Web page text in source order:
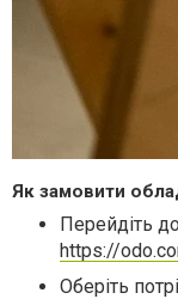
Як замовити
Перейдіть
https://
Оберіть